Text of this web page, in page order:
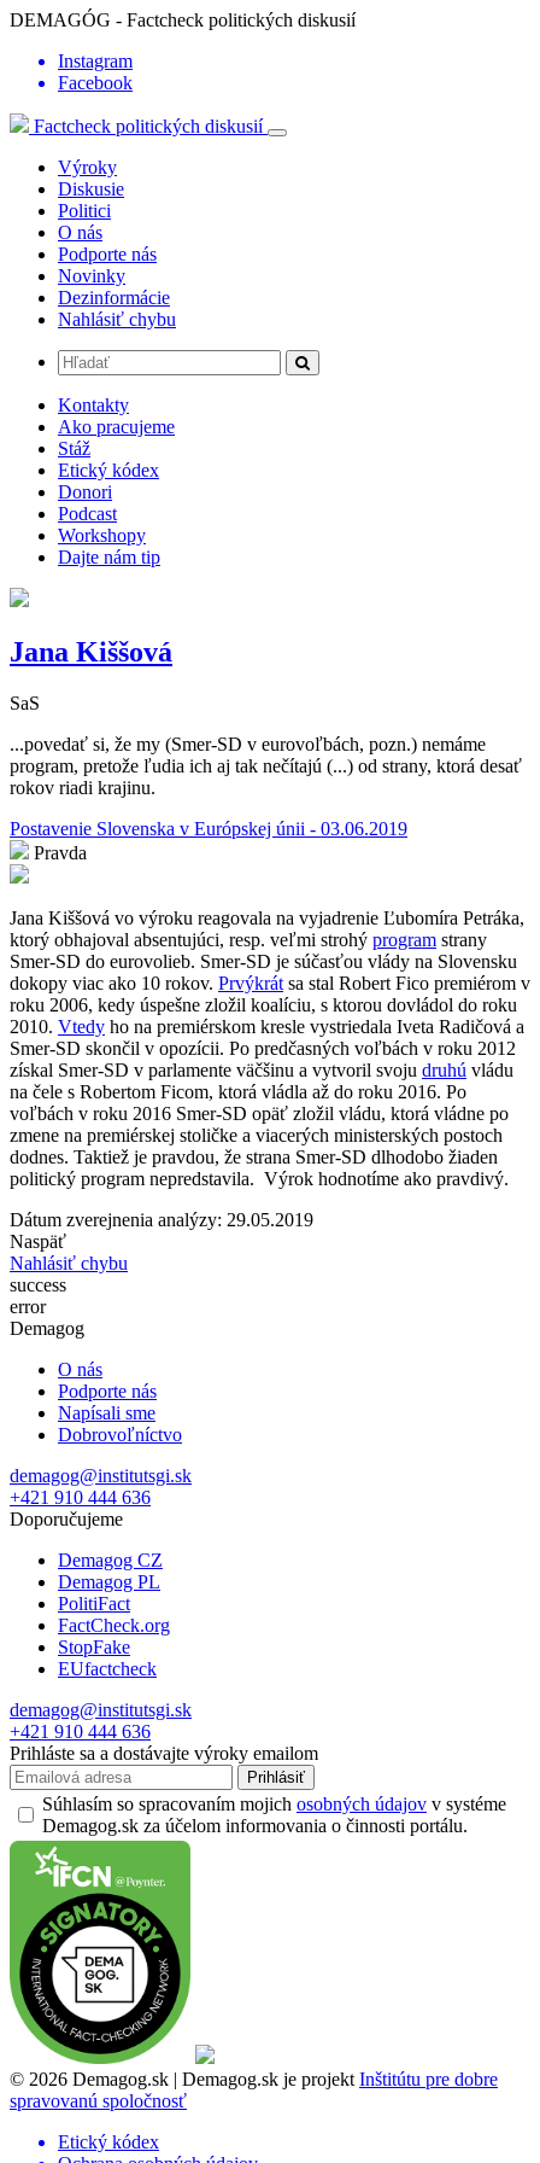
DEMAGÓG - Factcheck politických diskusií
Instagram
Facebook
Factcheck politických diskusií
Výroky
Diskusie
Politici
O nás
Podporte nás
Novinky
Dezinformácie
Nahlásiť chybu
Kontakty
Ako pracujeme
Stáž
Etický kódex
Donori
Podcast
Workshopy
Dajte nám tip
Jana Kiššová
SaS
...povedať si, že my (Smer-SD v eurovoľbách, pozn.) nemáme
program, pretože ľudia ich aj tak nečítajú (...) od strany, ktorá desať
rokov riadi krajinu.
Postavenie Slovenska v Európskej únii - 03.06.2019
Pravda
Jana Kiššová vo výroku reagovala na vyjadrenie Ľubomíra Petráka,
ktorý obhajoval absentujúci, resp. veľmi strohý program strany
Smer-SD do eurovolieb. Smer-SD je súčasťou vlády na Slovensku
dokopy viac ako 10 rokov. Prvýkrát sa stal Robert Fico premiérom v
roku 2006, kedy úspešne zložil koalíciu, s ktorou dovládol do roku
2010. Vtedy ho na premiérskom kresle vystriedala Iveta Radičová a
Smer-SD skončil v opozícii. Po predčasných voľbách v roku 2012
získal Smer-SD v parlamente väčšinu a vytvoril svoju druhú vládu
na čele s Robertom Ficom, ktorá vládla až do roku 2016. Po
voľbách v roku 2016 Smer-SD opäť zložil vládu, ktorá vládne po
zmene na premiérskej stoličke a viacerých ministerských postoch
dodnes. Taktiež je pravdou, že strana Smer-SD dlhodobo žiaden
politický program nepredstavila. Výrok hodnotíme ako pravdivý.
Dátum zverejnenia analýzy: 29.05.2019
Naspäť
Nahlásiť chybu
success
error
Demagog
O nás
Podporte nás
Napísali sme
Dobrovoľníctvo
demagog@institutsgi.sk
+421 910 444 636
Doporučujeme
Demagog CZ
Demagog PL
PolitiFact
FactCheck.org
StopFake
EUfactcheck
demagog@institutsgi.sk
+421 910 444 636
Prihláste sa a dostávajte výroky emailom
Prihlásiť
Súhlasím so spracovaním mojich osobných údajov v systéme
Demagog.sk za účelom informovania o činnosti portálu.
© 2026 Demagog.sk | Demagog.sk je projekt Inštitútu pre dobre
spravovanú spoločnosť
Etický kódex